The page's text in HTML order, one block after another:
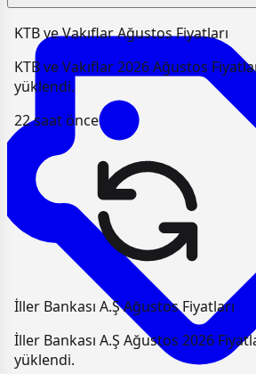
KTB ve Vakıflar Ağustos Fiyatları
KTB ve Vakıflar 2026 Ağustos
yüklendi.
22 saat önce
İller Bankası A.Ş Ağustos Fiyatları
İller Bankası A.Ş Ağustos 2026
yüklendi.